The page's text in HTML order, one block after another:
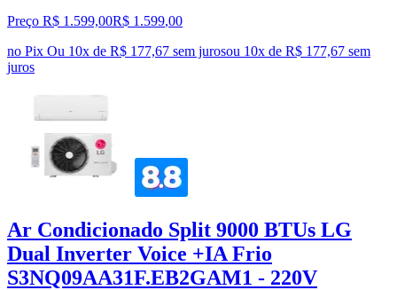
Preço R$ 1.599,00R$ 1.599,00
no Pix Ou 10x de R$ 177,67 sem jurosou 10x de R$ 177,67 sem
juros
Ar Condicionado Split 9000 BTUs LG
Dual Inverter Voice +IA Frio
S3NQ09AA31F.EB2GAM1 - 220V